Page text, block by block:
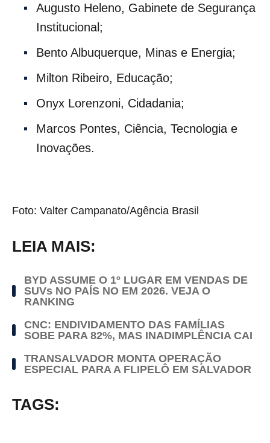
Augusto Heleno, Gabinete de Segurança
Institucional;
Bento Albuquerque, Minas e Energia;
Milton Ribeiro, Educação;
Onyx Lorenzoni, Cidadania;
Marcos Pontes, Ciência, Tecnologia e
Inovações.
Foto: Valter Campanato/Agência Brasil
LEIA MAIS:
BYD ASSUME O 1º LUGAR EM VENDAS DE
SUVs NO PAÍS NO EM 2026. VEJA O
RANKING
CNC: ENDIVIDAMENTO DAS FAMÍLIAS
SOBE PARA 82%, MAS INADIMPLÊNCIA CAI
TRANSALVADOR MONTA OPERAÇÃO
ESPECIAL PARA A FLIPELÔ EM SALVADOR
TAGS: